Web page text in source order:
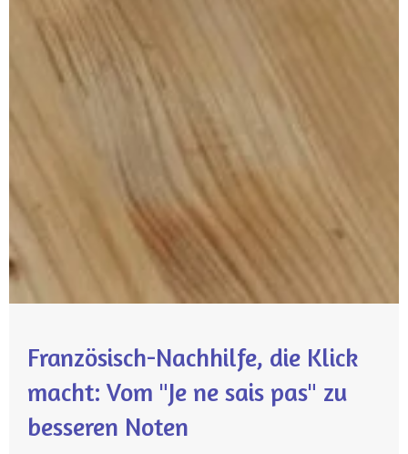
Französisch-Nachhilfe, die Klick
macht: Vom "Je ne sais pas" zu
besseren Noten